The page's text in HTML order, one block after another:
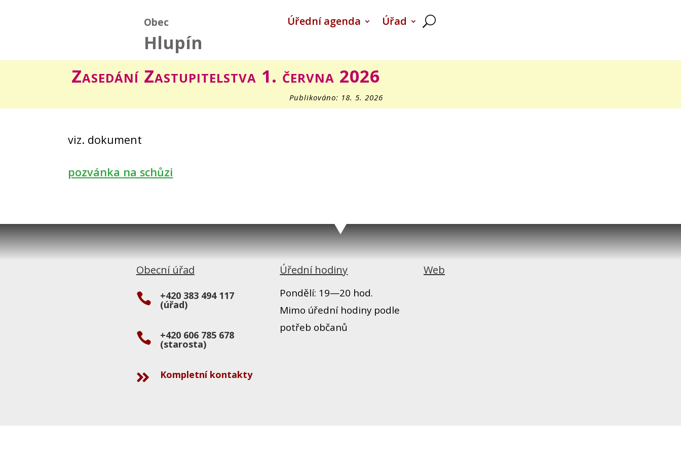
Obec
Hlupín
Úřední agenda Úřad
Zasedání Zastupitelstva 1. června 2026
Publikováno: 18. 5. 2026
viz. dokument
pozvánka na schůzi
Obecní úřad
 +420 383 494 117
(úřad)
 +420 606 785 678
(starosta)
 Kompletní kontakty
Úřední hodiny
Pondělí: 19—20 hod.
Mimo úřední hodiny podle
potřeb občanů
Web